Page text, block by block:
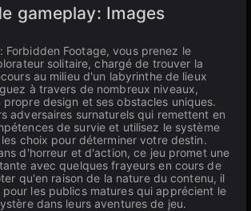
gameplay: Images
Forbidden Footage, vous prenez le
solitaire, chargé de trouver la
au milieu d'un labyrinthe de lieux
à travers de nombreux niveaux,
design et ses obstacles uniques.
adversaires surnaturels qui remettent en
de survie et utilisez le système
choix pour déterminer votre destin.
d'horreur et d'action, ce jeu promet une
avec quelques frayeurs en cours de
qu'en raison de la nature du contenu, il
les publics matures qui apprécient le
dans leurs aventures de jeu.